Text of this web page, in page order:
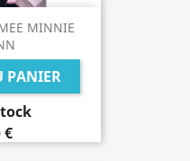
MINNIE
PANIER
€